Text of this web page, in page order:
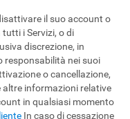
il suo account o
i Servizi, o di
discrezione, in
responsabilità nei suoi
o cancellazione,
altre informazioni relative
in qualsiasi momento
In caso di cessazione